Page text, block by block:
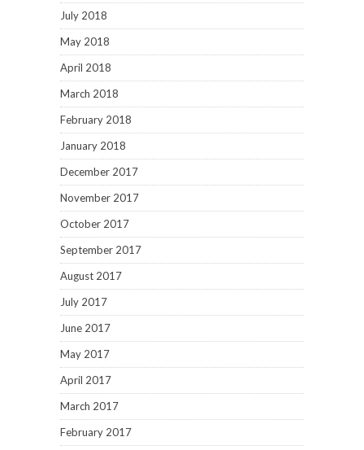
July 2018
May 2018
April 2018
March 2018
February 2018
January 2018
December 2017
November 2017
October 2017
September 2017
August 2017
July 2017
June 2017
May 2017
April 2017
March 2017
February 2017